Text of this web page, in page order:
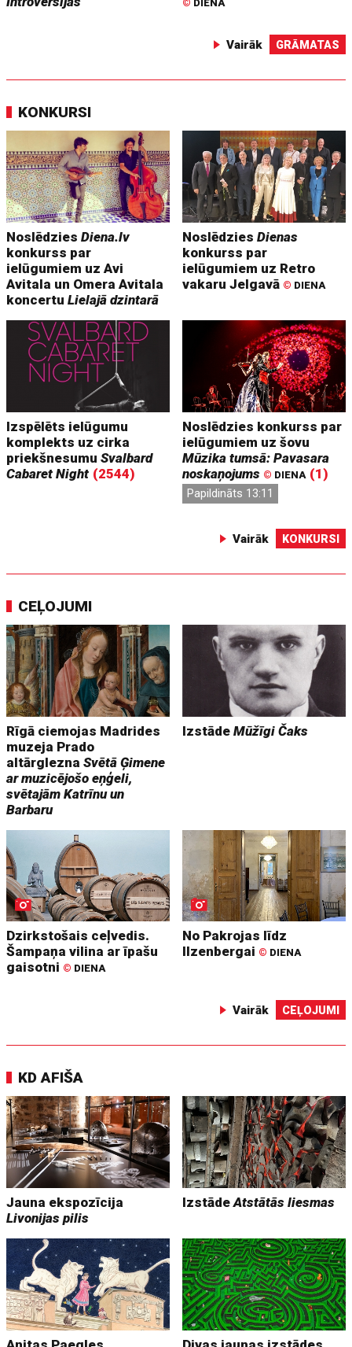
© DIENA
Vairāk GRĀMATAS
KONKURSI
NoslēdziesDiena.lv
konkurss par
ielūgumiem uz Avi
Avitala un Omera Avitala
koncertuLielajā dzintarā
NoslēdziesDienas
konkurss par
ielūgumiem uz Retro
vakaru Jelgavā © DIENA
Izspēlēts ielūgumu
komplekts uz cirka
priekšnesumuSvalbard
Cabaret Night (2544)
Noslēdzies konkurss par
ielūgumiem uz šovu
Mūzika tumsā: Pavasara
noskaņojums © DIENA (1)
Papildināts 13:11
Vairāk KONKURSI
CEĻOJUMI
Rīgā ciemojas Madrides
muzeja Prado
altārgleznaSvētā Ģimene
ar muzicējošo eņģeli,
svētajām Katrīnu un
Barbaru
IzstādeMūžīgi Čaks
Dzirkstošais ceļvedis.
Šampaņa vilina ar īpašu
gaisotni © DIENA
No Pakrojas līdz
Ilzenbergai © DIENA
Vairāk CEĻOJUMI
KD AFIŠA
Jauna ekspozīcija
Livonijas pilis
IzstādeAtstātās liesmas